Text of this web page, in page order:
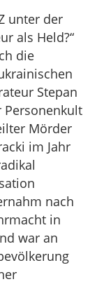
unter der
als Held?“
die
Stepan
Personenkult
Mörder
im Jahr
nach
in
war an